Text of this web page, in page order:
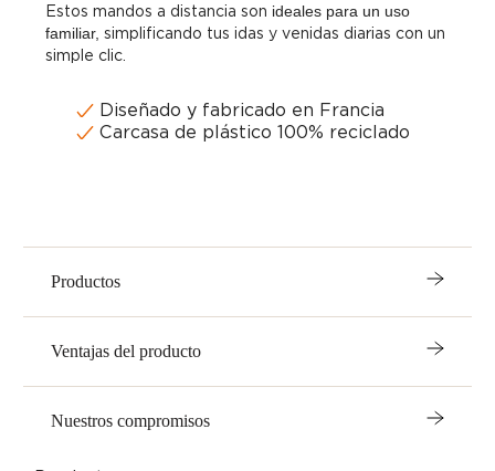
Estos mandos a distancia son ideales para un uso
familiar, simplificando tus idas y venidas diarias con un
simple clic.
Diseñado y fabricado en Francia
Carcasa de plástico 100% reciclado
Productos
Ventajas del producto
Nuestros compromisos